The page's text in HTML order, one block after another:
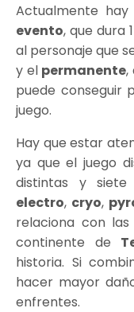
Actualmente
evento, que dura
al personaje que
y el permanente,
puede conseguir
juego.
Hay que estar
ya que el juego
distintas y siete
electro, cryo,
relaciona con las
continente de
historia. Si
hacer mayor
enfrentes.